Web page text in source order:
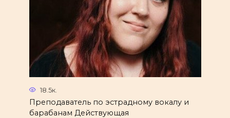
18.5к.
Преподаватель по эстрадному вокалу и
барабанам Действующая